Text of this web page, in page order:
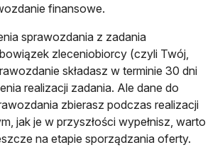
finansowe.
sprawozdania z zadania
zleceniobiorcy (czyli Twój,
składasz w terminie 30 dni
realizacji zadania. Ale dane do
zbierasz podczas realizacji
jak je w przyszłości wypełnisz, warto
na etapie sporządzania oferty.